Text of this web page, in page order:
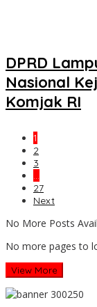
DPRD
Nasional
Komjak RI
1
2
3
…
27
Next
No More Posts
No more pages to
View More